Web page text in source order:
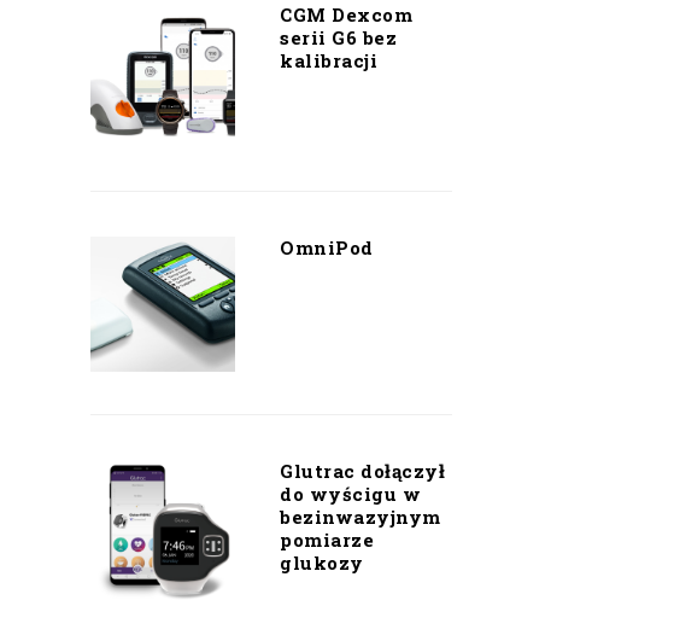
CGM Dexcom
serii G6 bez
kalibracji
OmniPod
Glutrac dołączył
do wyścigu w
bezinwazyjnym
pomiarze
glukozy